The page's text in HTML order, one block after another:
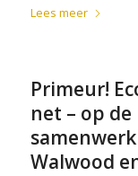
Lees meer
Primeur!
net – op
Walwood